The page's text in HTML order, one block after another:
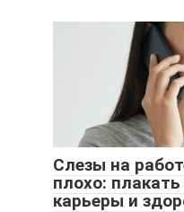
Слезы на
плохо:
карьеры и